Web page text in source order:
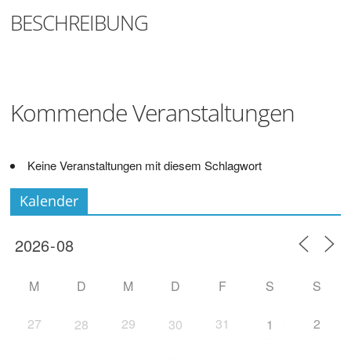
und
BESCHREIBUNG
Kommende Veranstaltungen
Keine Veranstaltungen mit diesem Schlagwort
Kalender
M D M D F S S
27 28 29 30 31 1 2